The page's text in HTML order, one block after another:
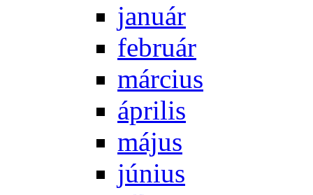
ja­nu­ár
feb­ru­ár
már­ci­us
áp­ri­lis
má­jus
jú­ni­us